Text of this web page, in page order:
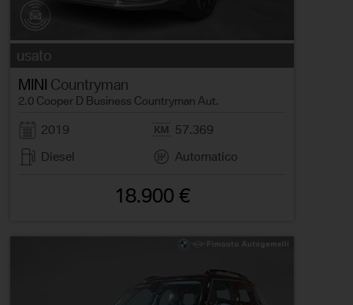
usato
MINI Countryman
2.0 Cooper D Business Countryman Aut.
2019
57.369
Diesel
Automatico
18.900 €